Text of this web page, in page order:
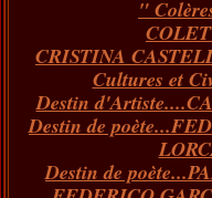
"
CRISTINA
Cultures et
Destin
Destin de
Destin de